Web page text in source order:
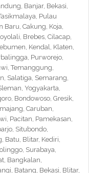
Banjar, Bekasi,
Pulau
Baru, Cakung, Koja,
Brebes, Cilacap,
Kendal, Klaten,
Purworejo,
Temanggung,
Salatiga, Semarang,
Yogyakarta,
Bondowoso, Gresik,
Caruban,
Pacitan, Pamekasan,
Situbondo,
Batu, Blitar, Kediri,
Surabaya,
Bangkalan,
Batang, Bekasi, Blitar,